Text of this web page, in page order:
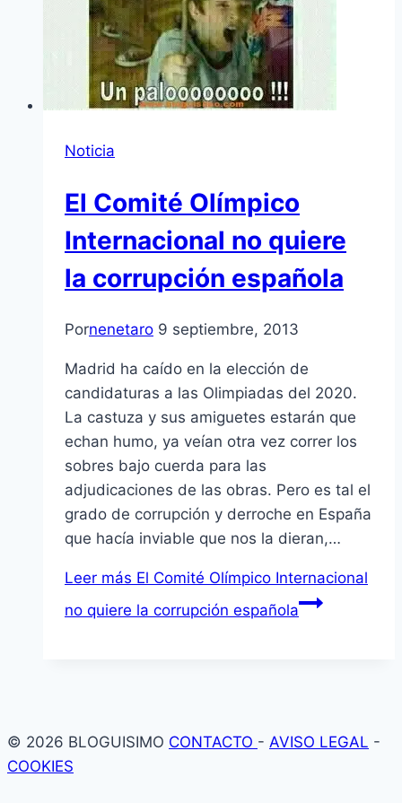
Noticia
El Comité Olímpico
Internacional no quiere
la corrupción española
Pornenetaro 9 septiembre, 2013
Madrid ha caído en la elección de
candidaturas a las Olimpiadas del 2020.
La castuza y sus amiguetes estarán que
echan humo, ya veían otra vez correr los
sobres bajo cuerda para las
adjudicaciones de las obras. Pero es tal el
grado de corrupción y derroche en España
que hacía inviable que nos la dieran,…
Leer más El Comité Olímpico Internacional
no quiere la corrupción española
© 2026 BLOGUISIMO CONTACTO - AVISO LEGAL -
COOKIES